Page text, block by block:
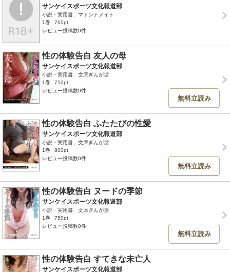
サンケイスポーツ文化報道部
小説・実用書、マドンナメイト
1巻
700pt
レビュー投稿数0件
性の体験告白 友人の母
サンケイスポーツ文化報道部
小説・実用書、文庫ぎんが堂
1巻
750pt
レビュー投稿数0件
無料立読み
性の体験告白 ふたたびの性愛
サンケイスポーツ文化報道部
小説・実用書、文庫ぎんが堂
1巻
800pt
レビュー投稿数0件
無料立読み
性の体験告白 ヌードの季節
サンケイスポーツ文化報道部
小説・実用書、文庫ぎんが堂
1巻
750pt
レビュー投稿数0件
無料立読み
性の体験告白 すてきな未亡人
サンケイスポーツ文化報道部